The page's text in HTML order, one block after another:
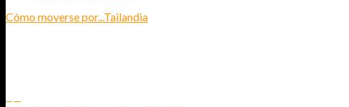
Cómo moverse por...Tailandia